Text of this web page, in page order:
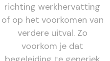
richting werkhervatting
of op het voorkomen van
verdere uitval. Zo
voorkom je dat